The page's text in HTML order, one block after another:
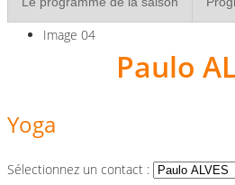
Image 04
Réservez
place pour les
Paulo
Yoga
Sélectionnez un contact :